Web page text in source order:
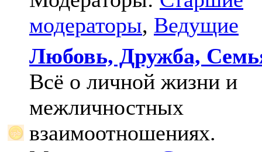
модераторы, Ведущие
Любовь, Дружба,
Всё о личной жизни и
межличностных
взаимоотношениях.